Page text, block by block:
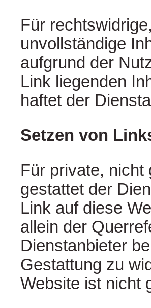
Für
unvollständige
aufgrund der
Link liegenden
haftet der
Setzen von
Für private,
gestattet der
Link auf diese
allein der
Dienstanbieter
Gestattung zu
Website ist nicht